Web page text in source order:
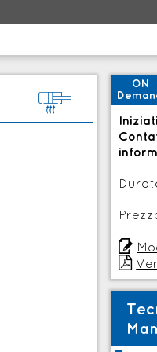
5
ON

